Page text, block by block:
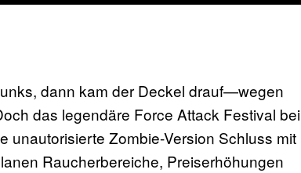
dann kam der Deckel drauf—wegen
das legendäre Force Attack Festival bei
unautorisierte Zombie-Version Schluss mit
Raucherbereiche, Preiserhöhungen